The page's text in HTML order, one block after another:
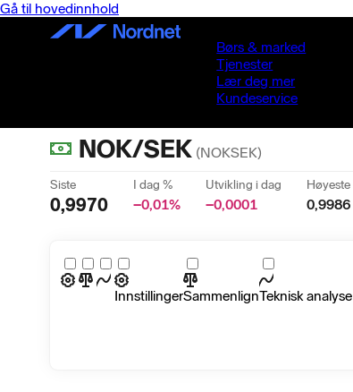
Gå til hovedinnhold
Børs & marked
Tjenester
Lær deg mer
Kundeservice
NOK/SEK (NOKSEK)
Siste
0,9970
I dag %
−0,01%
Utvikling i dag
−0,0001
Høyeste
0,9986
InnstillingerSammenlignTeknisk analyse